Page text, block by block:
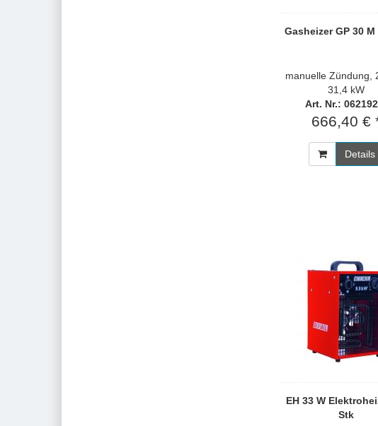
Gasheizer GP 30 M
manuelle Zündung,
31,4 kW
Art. Nr.:
666,40 €
Details
EH 33 W
Stk